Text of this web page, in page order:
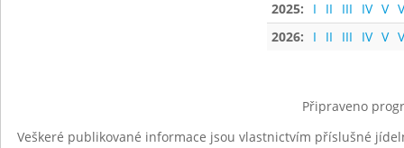
2025:
I II III IV V
2026:
I II III IV V
Připraveno
Veškeré publikované informace jsou vlastnictvím příslušné